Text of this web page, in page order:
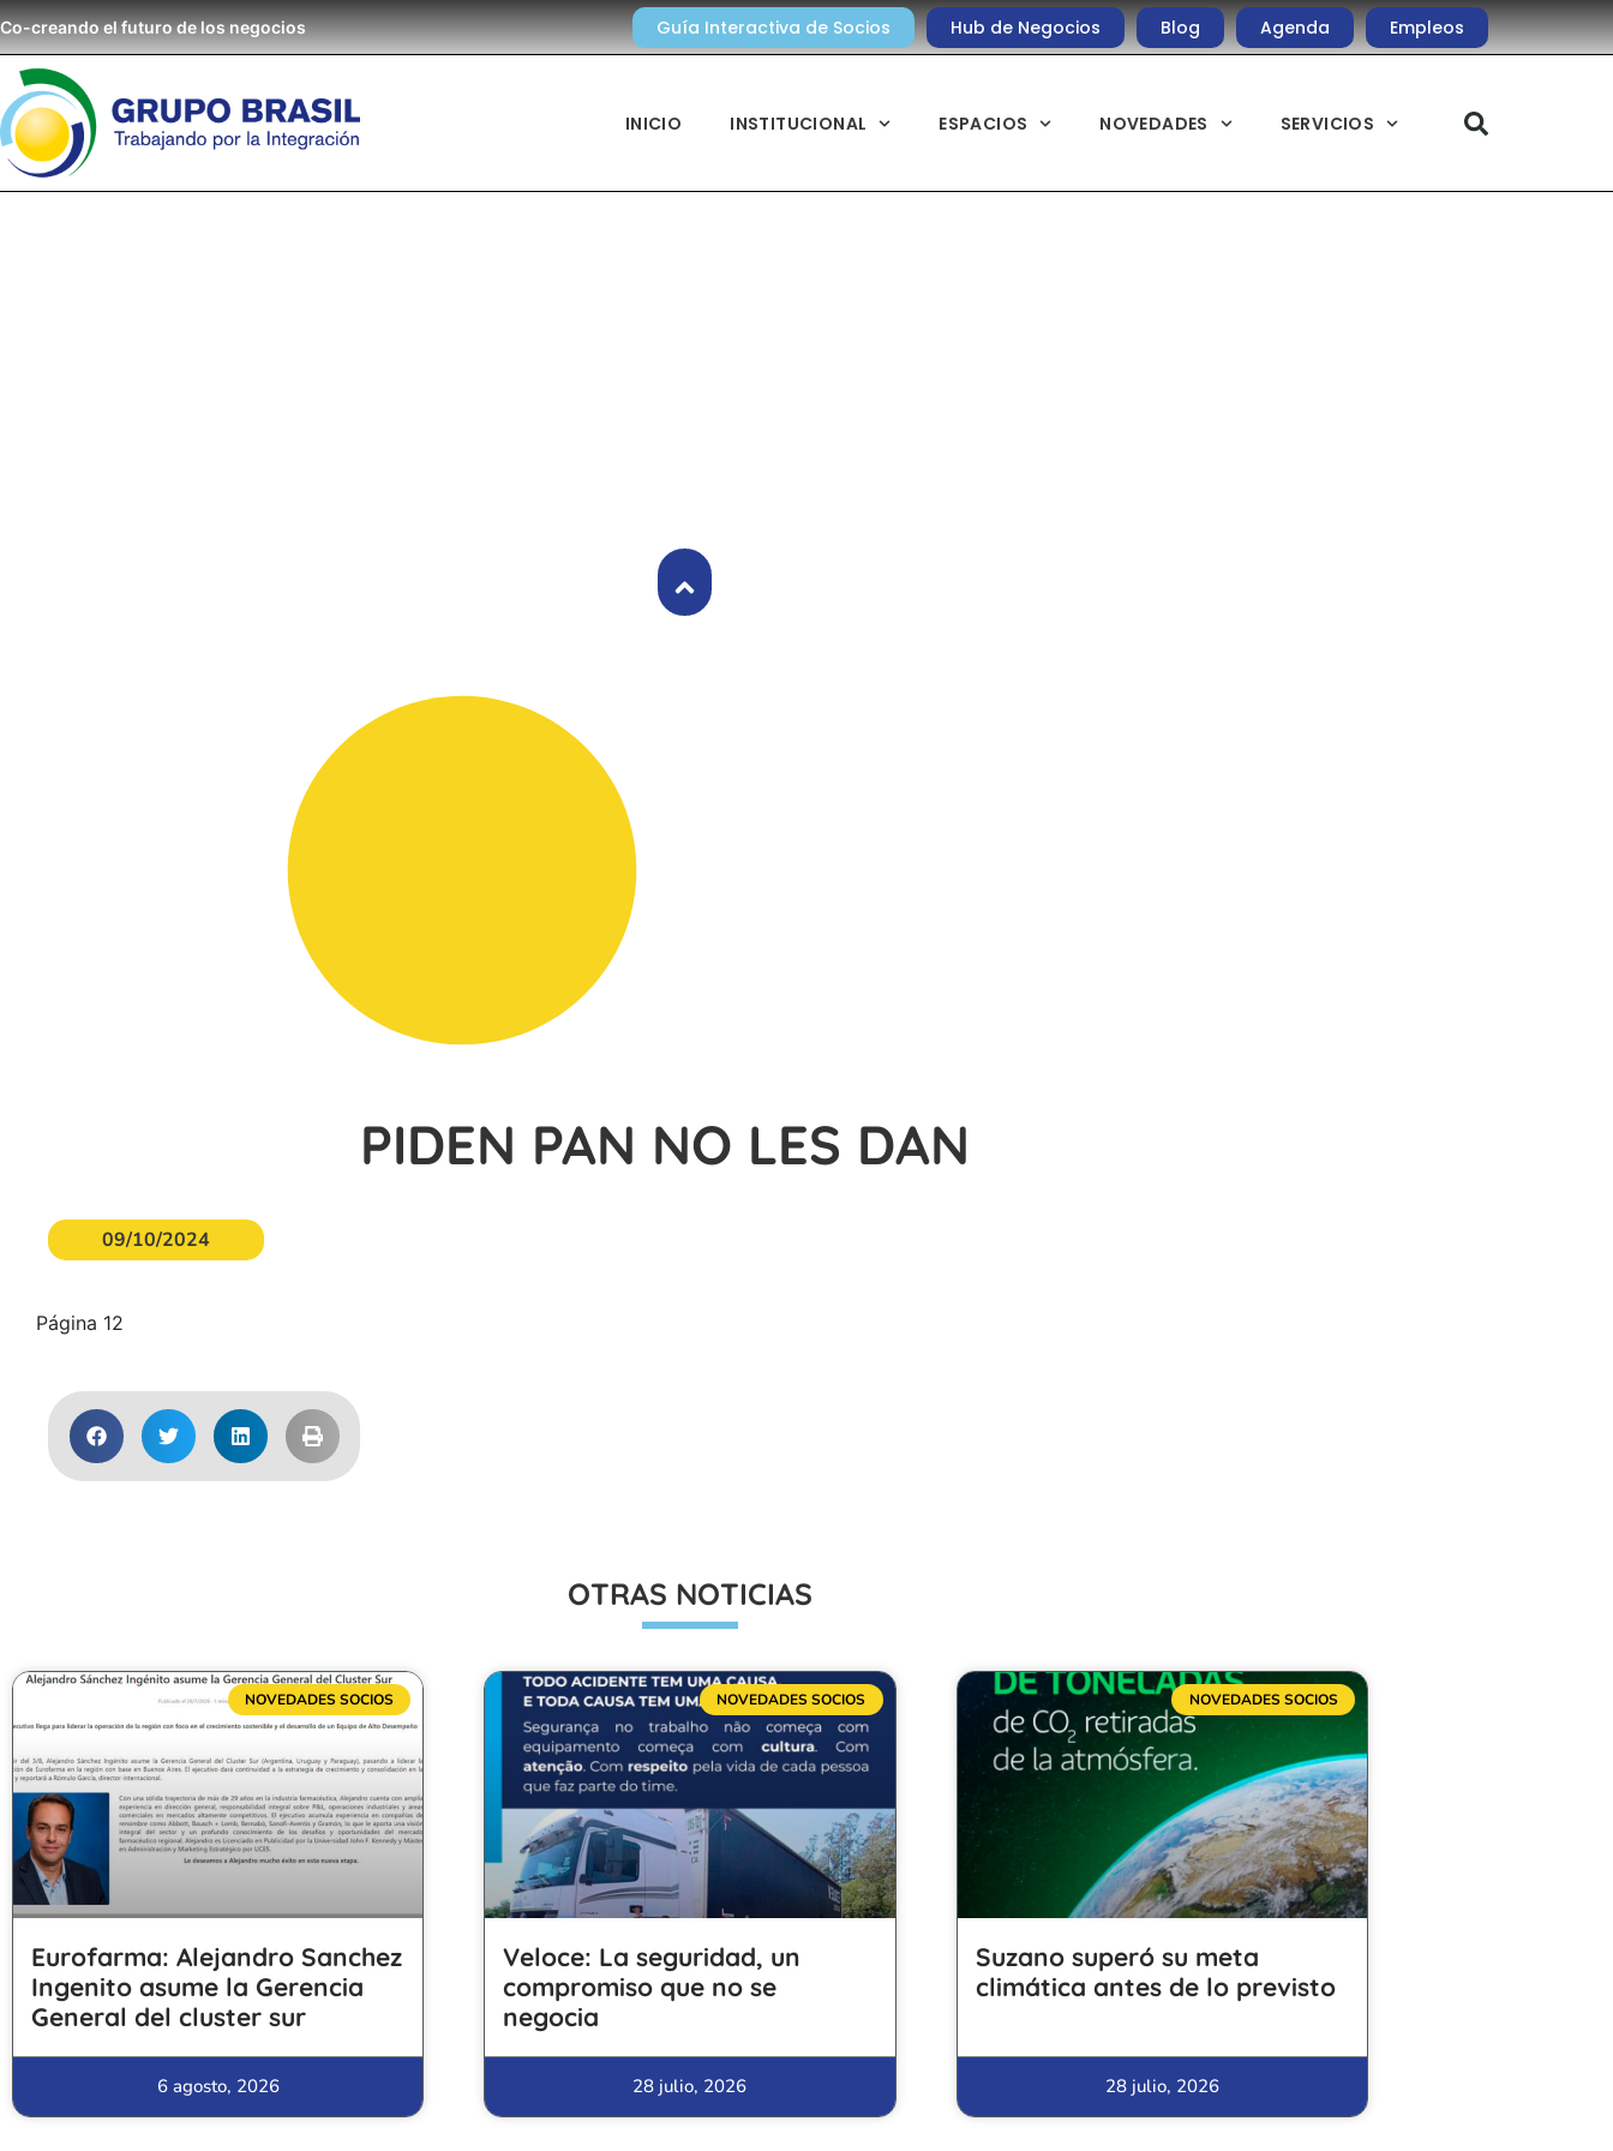
Co-creando el futuro de los negocios Guía Interactiva de Socios Hub de Negocios Blog Agenda Empleos
INICIO INSTITUCIONAL ESPACIOS NOVEDADES SERVICIOS
PIDEN PAN NO LES DAN
09/10/2024
Página 12
OTRAS NOTICIAS
NOVEDADES SOCIOS
Eurofarma: Alejandro Sanchez
Ingenito asume la Gerencia
General del cluster sur
6 agosto, 2026
NOVEDADES SOCIOS
Veloce: La seguridad, un
compromiso que no se
negocia
28 julio, 2026
NOVEDADES SOCIOS
Suzano superó su meta
climática antes de lo previsto
28 julio, 2026